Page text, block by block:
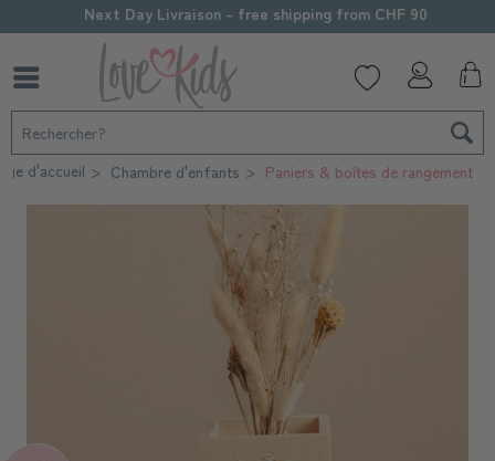
Personnalisation soignée
d'accueil Chambre d'enfants Paniers & boîtes de rangement